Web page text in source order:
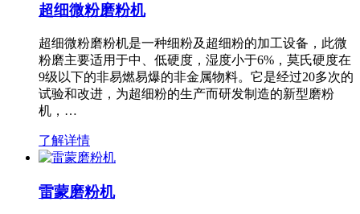
超细微粉磨粉机
超细微粉磨粉机是一种细粉及超细粉的加工设备，此微
粉磨主要适用于中、低硬度，湿度小于6%，莫氏硬度在
9级以下的非易燃易爆的非金属物料。它是经过20多次的
试验和改进，为超细粉的生产而研发制造的新型磨粉
机，…
了解详情
雷蒙磨粉机